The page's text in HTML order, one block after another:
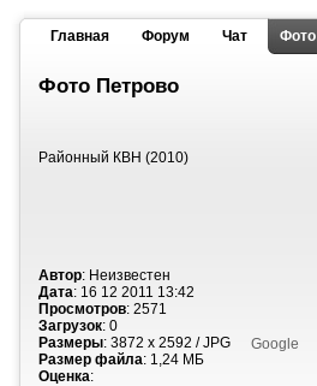
Главная Форум Чат Фото
Фото Петрово
Районный КВН (2010)
Автор: Неизвестен
Дата: 16 12 2011 13:42
Просмотров: 2571
Загрузок: 0
Размеры: 3872 x 2592 / JPG
Размер файла: 1,24 МБ
Оценка:
Google